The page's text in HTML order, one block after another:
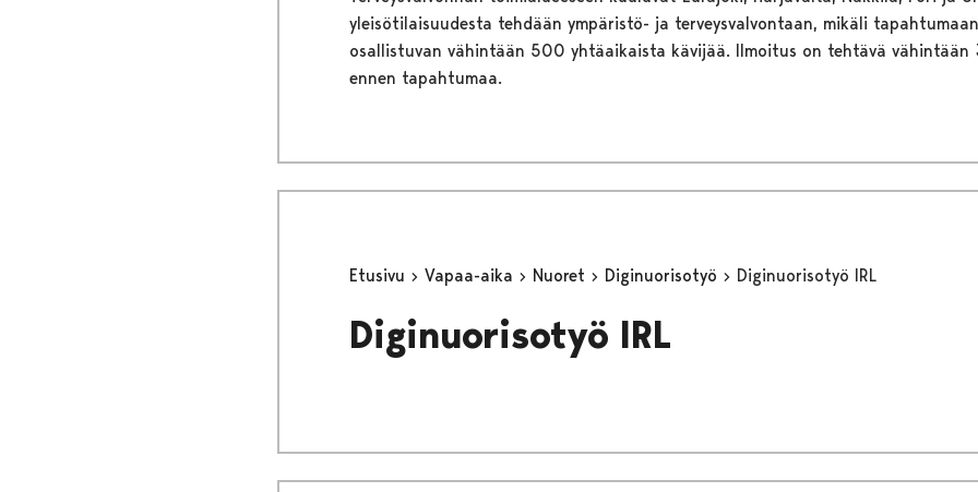
yleisötilaisuudesta tehdään ympäristö- ja terveysvalvontaan, mikäli
osallistuvan vähintään 500 yhtäaikaista kävijää. Ilmoitus on tehtävä
ennen tapahtumaa.
Etusivu Vapaa-aika Nuoret Diginuorisotyö Diginuorisotyö IRL
Diginuorisotyö IRL